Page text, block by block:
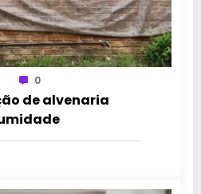
0
de alvenaria